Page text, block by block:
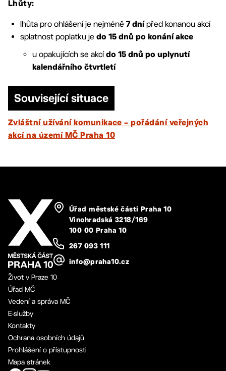
Lhůty:
lhůta pro ohlášení je nejméně 7 dní před konanou akcí
splatnost poplatku je do 15 dnů po konání akce
u opakujících se akcí do 15 dnů po uplynutí
kalendářního čtvrtletí
Související situace
Zvláštní užívání komunikace – pořádání veřejných
akcí na území MČ Praha 10
Úřad městské části Praha 10
Vinohradská 3218/169
100 00 Praha 10
267 093 111
info@praha10.cz
Život v Praze 10
Úřad MČ
Vedení a správa MČ
E-služby
Kontakty
Ochrana osobních údajů
Prohlášení o přístupnosti
Mapa stránek